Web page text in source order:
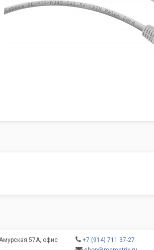
57А, офис
+7 (914) 711 37-27